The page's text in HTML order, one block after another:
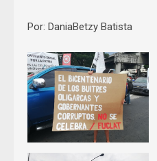
Por: DaniaBetzy Batista